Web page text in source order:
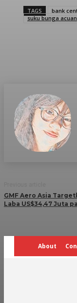
TAGS bank
suku bunga acuan
GMF Aero Asia
Laba US$34,47 Juta
About